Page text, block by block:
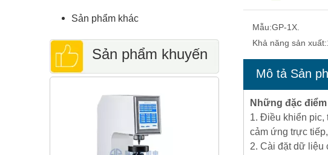
Sản phẩm khác
Sản phẩm khuyến
cáo
Rockwell kết hợp Brinell
Mẫu:GP-1X.
Khả năng sản xuất:
Mô tả Sản
Những đặc
1. Điều khiển pic,
cảm ứng trực
2. Cài đặt dữ liệu